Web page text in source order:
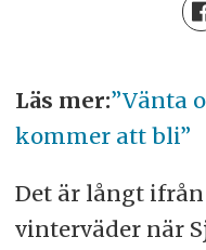
Läs mer:”Vänta
kommer att bli”
Det är långt
vinterväder när